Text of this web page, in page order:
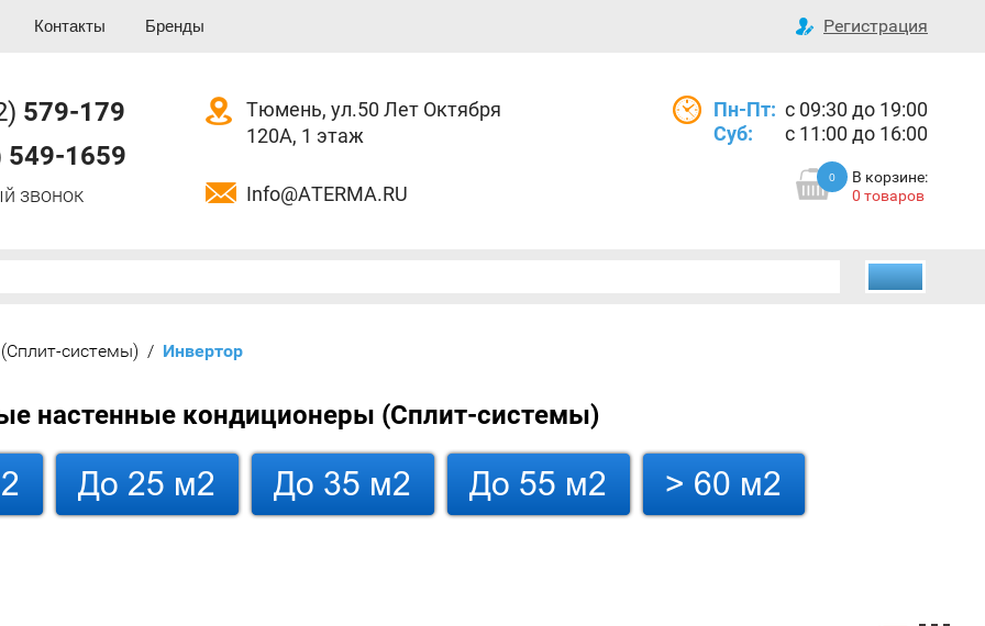
Контакты Бренды Регистрация
579-179
549-1659
звонок
Тюмень, ул.50 Лет Октября
120А, 1 этаж
Info@ATERMA.RU
Пн-Пт: с 09:30 до 19:00
Суб:
с 11:00 до 16:00
0
В корзине:
0 товаров
системы) /
  Инвертор
настенные кондиционеры (Сплит-системы)